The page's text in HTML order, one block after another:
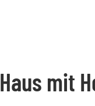
Haus mit